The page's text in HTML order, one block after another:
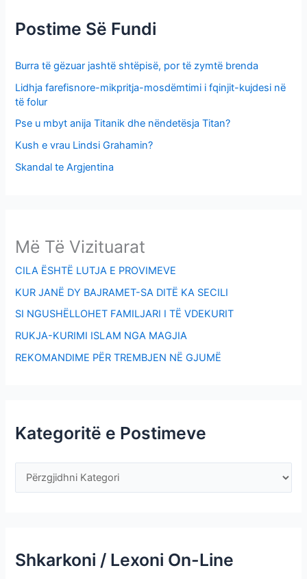
Postime Së Fundi
Burra të gëzuar jashtë shtëpisë, por të zymtë brenda
Lidhja farefisnore-mikpritja-mosdëmtimi i fqinjit-kujdesi në
të folur
Pse u mbyt anija Titanik dhe nëndetësja Titan?
Kush e vrau Lindsi Grahamin?
Skandal te Argjentina
Më Të Vizituarat
CILA ËSHTË LUTJA E PROVIMEVE
KUR JANË DY BAJRAMET-SA DITË KA SECILI
SI NGUSHËLLOHET FAMILJARI I TË VDEKURIT
RUKJA-KURIMI ISLAM NGA MAGJIA
REKOMANDIME PËR TREMBJEN NË GJUMË
Kategoritë e Postimeve
Shkarkoni / Lexoni On-Line